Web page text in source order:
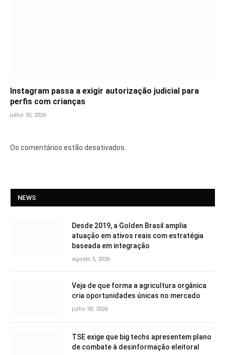
Instagram passa a exigir autorização judicial para
perfis com crianças
julho 30, 2026
Os comentários estão desativados.
NEWS
Desde 2019, a Golden Brasil amplia
atuação em ativos reais com estratégia
baseada em integração
agosto 5, 2026
Veja de que forma a agricultura orgânica
cria oportunidades únicas no mercado
julho 30, 2026
TSE exige que big techs apresentem plano
de combate à desinformação eleitoral